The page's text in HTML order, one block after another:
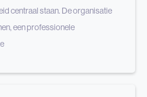
centraal staan. De organisatie
een professionele